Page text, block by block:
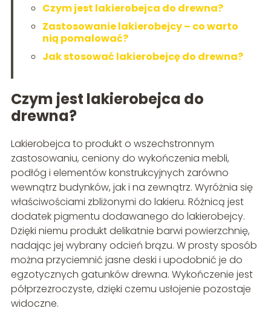
Czym jest lakierobejca do drewna?
Zastosowanie lakierobejcy – co warto
nią pomalować?
Jak stosować lakierobejcę do drewna?
Czym jest lakierobejca do
drewna?
Lakierobejca to produkt o wszechstronnym
zastosowaniu, ceniony do wykończenia mebli,
podłóg i elementów konstrukcyjnych zarówno
wewnątrz budynków, jak i na zewnątrz. Wyróżnia się
właściwościami zbliżonymi do lakieru. Różnicą jest
dodatek pigmentu dodawanego do lakierobejcy.
Dzięki niemu produkt delikatnie barwi powierzchnię,
nadając jej wybrany odcień brązu. W prosty sposób
można przyciemnić jasne deski i upodobnić je do
egzotycznych gatunków drewna. Wykończenie jest
półprzezroczyste, dzięki czemu usłojenie pozostaje
widoczne.